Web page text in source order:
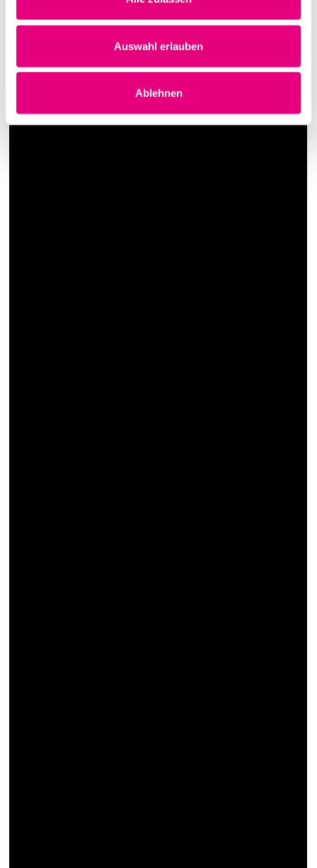
Auswahl erlauben
Ablehnen